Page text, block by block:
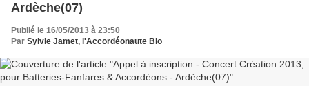
Ardèche(07)
Publié le 16/05/2013 à 23:50
Par Sylvie Jamet, l'Accordéonaute Bio